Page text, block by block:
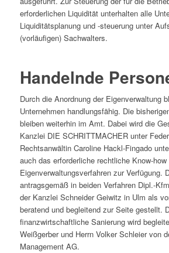
erforderlichen Liquidität unterhalten alle
Liquiditätsplanung und -steuerung unter
(vorläufigen) Sachwalters.
Handelnde
Durch die Anordnung der Eigenverwaltung
Unternehmen handlungsfähig. Die
bleiben weiterhin im Amt. Dabei wird die
Kanzlei DIE SCHRITTMACHER unter
Rechtsanwältin Caroline Hackl-Fingado
auch das erforderliche rechtliche Know-
Eigenverwaltungsverfahren zur Verfügung.
antragsgemäß in beiden Verfahren Dipl.-
der Kanzlei Schneider Geiwitz in Ulm als
beratend und begleitend zur Seite gestellt.
finanzwirtschaftliche Sanierung wird
Weißgerber und Herrn Volker Schleier von
Management AG.